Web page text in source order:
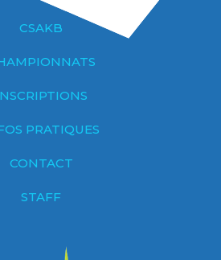
CSAKB
PRATIQUES
CONTACT
STAFF